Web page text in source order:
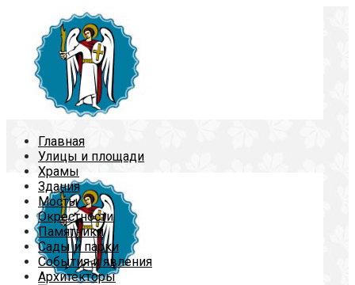
Главная
Улицы и площади
Храмы
Здания
Мосты
Окрестности
Памятники
Сады и парки
События и явления
Архитекторы